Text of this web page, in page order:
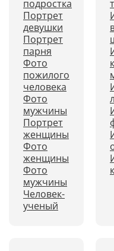
подростка
Портрет
девушки
Портрет
парня
Фото
пожилого
человека
Фото
мужчины
Портрет
женщины
Фото
женщины
Фото
мужчины
Человек-
ученый